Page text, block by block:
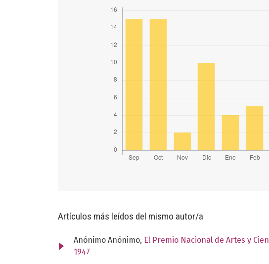
Artículos más leídos del mismo autor/a
Anónimo Anónimo, El Premio Nacional de Artes y
1947